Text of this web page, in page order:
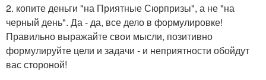
2. копите деньги "на Приятные Сюрпризы", а не "на
черный день". Да - да, все дело в формулировке!
Правильно выражайте свои мысли, позитивно
формулируйте цели и задачи - и неприятности обойдут
вас стороной!